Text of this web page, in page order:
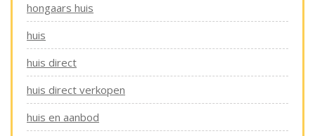
hongaars huis
huis
huis direct
huis direct verkopen
huis en aanbod